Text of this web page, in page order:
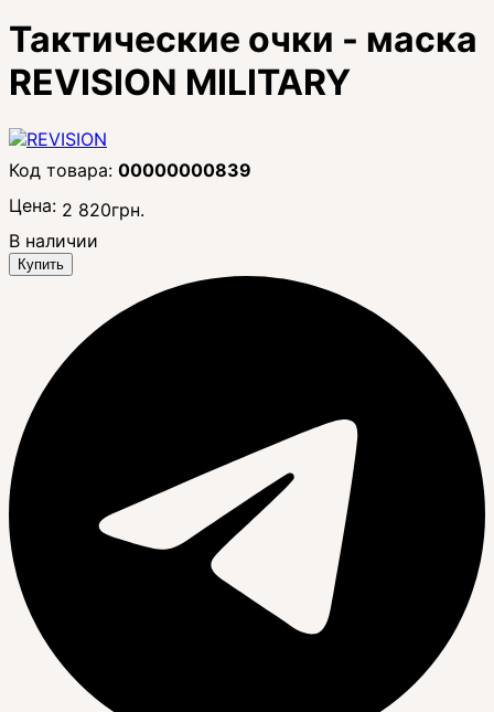
Тактические очки - маска
REVISION MILITARY
00000000839
Цена: 2 820грн.
В наличии
Купить